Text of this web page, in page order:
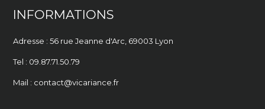
INFORMATIONS
Adresse : 56 rue Jeanne d'Arc, 69003 Lyon
Tel : 09.87.71.50.79
Mail : contact@vicariance.fr